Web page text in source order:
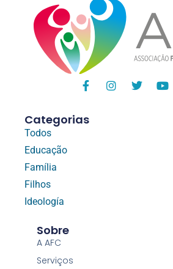
Categorias
Todos
Educação
Família
Filhos
Ideología
Sobre
A AFC
Serviços